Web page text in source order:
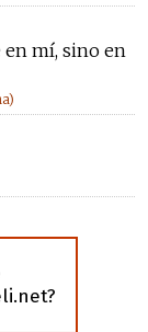
en mí, sino en